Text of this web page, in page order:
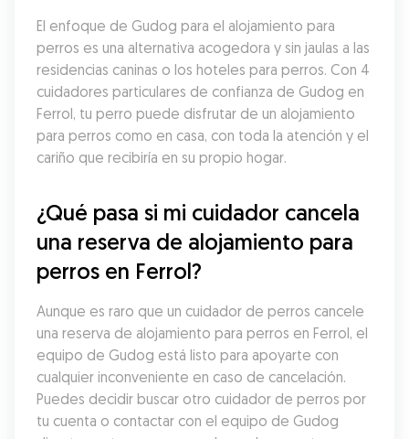
El enfoque de Gudog para el alojamiento para
perros es una alternativa acogedora y sin jaulas a las
residencias caninas o los hoteles para perros. Con 4
cuidadores particulares de confianza de Gudog en
Ferrol, tu perro puede disfrutar de un alojamiento
para perros como en casa, con toda la atención y el
cariño que recibiría en su propio hogar.
¿Qué pasa si mi cuidador cancela
una reserva de alojamiento para
perros en Ferrol?
Aunque es raro que un cuidador de perros cancele
una reserva de alojamiento para perros en Ferrol, el
equipo de Gudog está listo para apoyarte con
cualquier inconveniente en caso de cancelación.
Puedes decidir buscar otro cuidador de perros por
tu cuenta o contactar con el equipo de Gudog